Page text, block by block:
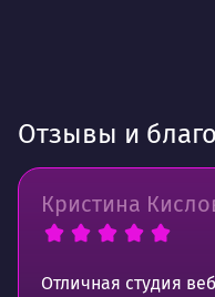
Отзывы и
Кристина
Отличная студия